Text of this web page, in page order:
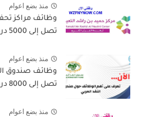
منذ بضع اعوام
وظائف مراكز
تصل إلى 5000 درهم
منذ بضع اعوام
وظائف صندوق
تصل إلى 8000 درهم
منذ بضع اعوام